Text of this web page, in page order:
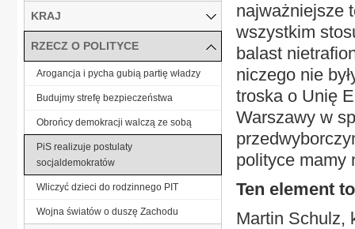
najważniejsze
wszystkim
balast
niczego nie
troska o Unię
Warszawy w
polityce mamy
Ten element
Martin Schulz,
KRAJ
RZECZ O POLITYCE
Arogancja i pycha gubią partię władzy
Budujmy strefę bezpieczeństwa
Obrońcy demokracji walczą ze sobą
PiS realizuje postulaty
socjaldemokratów
Wliczyć dzieci do rodzinnego PIT
Wojna światów o duszę Zachodu